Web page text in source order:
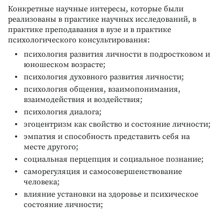
Конкретные научные интересы, которые были
реализованы в практике научных исследований, в
практике преподавания в вузе и в практике
психологического консультирования:
психология развития личности в подростковом и
юношеском возрасте;
психология духовного развития личности;
психология общения, взаимопонимания,
взаимодействия и воздействия;
психология диалога;
эгоцентризм как свойство и состояние личности;
эмпатия и способность представить себя на
месте другого;
социальная перцепция и социальное познание;
саморегуляция и самосовершенствование
человека;
влияние установки на здоровье и психическое
состояние личности;